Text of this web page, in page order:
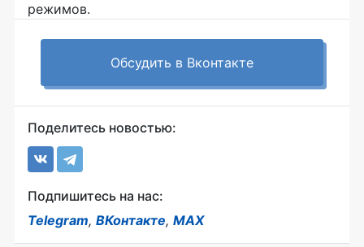
режимов.
Обсудить в Вконтакте
Поделитесь новостью:
Подпишитесь на нас:
Telegram, ВКонтакте, MAX